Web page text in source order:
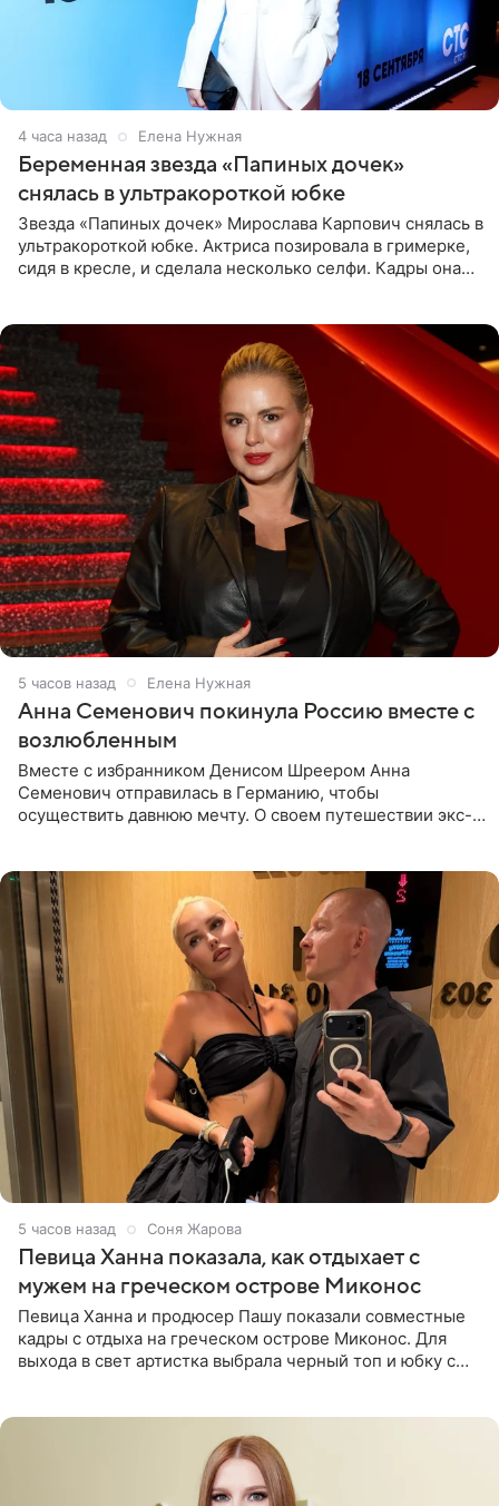
4 часа назад Елена Нужная
Беременная звезда «Папиных дочек»
снялась в ультракороткой юбке
Звезда «Папиных дочек» Мирослава Карпович снялась в
ультракороткой юбке. Актриса позировала в гримерке,
сидя в кресле, и сделала несколько селфи. Кадры она
5 часов назад Елена Нужная
Анна Семенович покинула Россию вместе с
возлюбленным
Вместе с избранником Денисом Шреером Анна
Семенович отправилась в Германию, чтобы
осуществить давнюю мечту. О своем путешествии экс-
5 часов назад Соня Жарова
Певица Ханна показала, как отдыхает с
мужем на греческом острове Миконос
Певица Ханна и продюсер Пашу показали совместные
кадры с отдыха на греческом острове Миконос. Для
выхода в свет артистка выбрала черный топ и юбку с